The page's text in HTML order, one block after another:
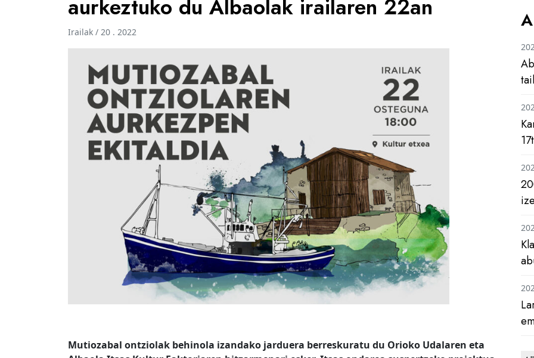
aurkeztuko du Albaolak irailaren 22an
Irailak / 20 . 2022
Mutiozabal ontziolak behinola izandako jarduera berreskuratu du Orioko Udalaren eta